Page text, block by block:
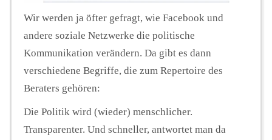
Podcast
Seminare
Unterstützen
Wir werden ja öfter gefragt, wie Facebook und
andere soziale Netzwerke die politische
Kommunikation verändern. Da gibt es dann
verschiedene Begriffe, die zum Repertoire des
Beraters gehören:
Die Politik wird (wieder) menschlicher.
Transparenter. Und schneller, antwortet man da